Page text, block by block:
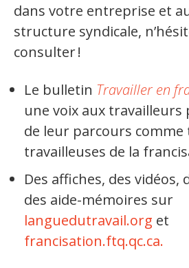
dans votre entreprise et
structure syndicale,
consulter !
Le bulletin Travailler en
une voix aux
de leur parcours
travailleuses de la
Des affiches, des vidéos,
des aide-mémoires sur
languedutravail.org et
francisation.ftq.qc.ca.